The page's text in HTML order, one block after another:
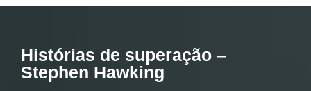
Histórias de superação –
Stephen Hawking